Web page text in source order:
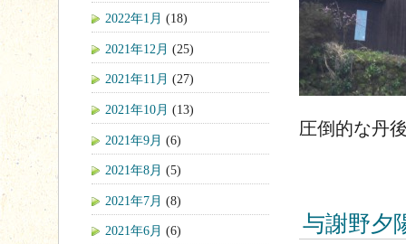
圧倒的な丹
与謝野夕
2022年1月 (18)
2021年12月 (25)
2021年11月 (27)
2021年10月 (13)
2021年9月 (6)
2021年8月 (5)
2021年7月 (8)
2021年6月 (6)